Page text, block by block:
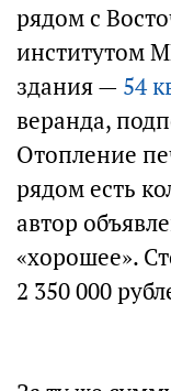
рядом с
институтом
здания — 54
веранда,
Отопление
рядом есть
автор
«хорошее».
2 350 000